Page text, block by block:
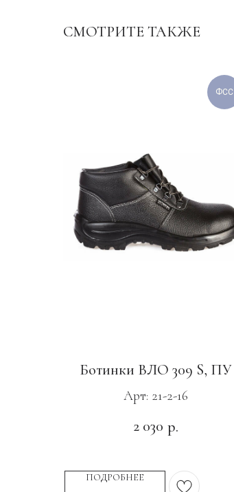
СМОТРИТЕ ТАКЖЕ
ФСС
Ботинки ВЛО 309 S, ПУ
Арт: 21-2-16
2 030 р.
ПОДРОБНЕЕ